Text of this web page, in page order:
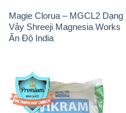
Magie Clorua – MGCL2 Dạng
Vảy Shreeji Magnesia Works
Ấn Độ India